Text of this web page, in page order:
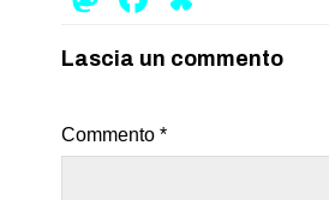
Lascia un commento
Commento *